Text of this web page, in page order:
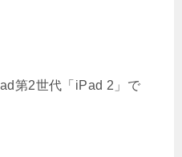
第2世代「iPad 2」で